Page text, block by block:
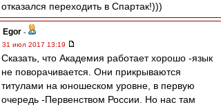
отказался переходить в Спартак!)))
Egor -
31 июл 2017 13:19
Сказать, что Академия работает хорошо -язык
не поворачивается. Они прикрываются
титулами на юношеском уровне, в первую
очередь -Первенством России. Но нас там